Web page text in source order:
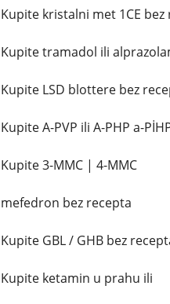
Kupite kristalni met 1CE bez
Kupite tramadol ili
Kupite LSD blottere bez
Kupite A-PVP ili A-PHP a-
Kupite 3-MMC | 4-MMC
mefedron bez recepta
Kupite GBL / GHB bez
Kupite ketamin u prahu ili